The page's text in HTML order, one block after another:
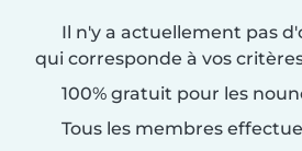
Il n'y a actuellement pas
qui corresponde à vos
100% gratuit pour les
Tous les membres